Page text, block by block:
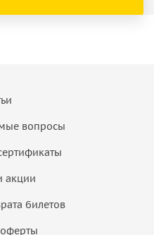
вопросы
акции
билетов